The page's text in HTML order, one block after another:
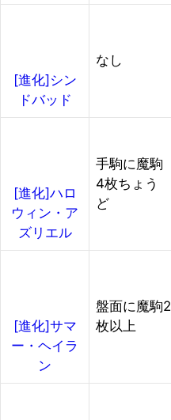
[進化]シン
ドバッド
なし
[進化]ハロ
ウィン・ア
ズリエル
手駒に魔駒
4枚ちょう
ど
[進化]サマ
ー・ヘイラ
ン
盤面に魔駒2
枚以上